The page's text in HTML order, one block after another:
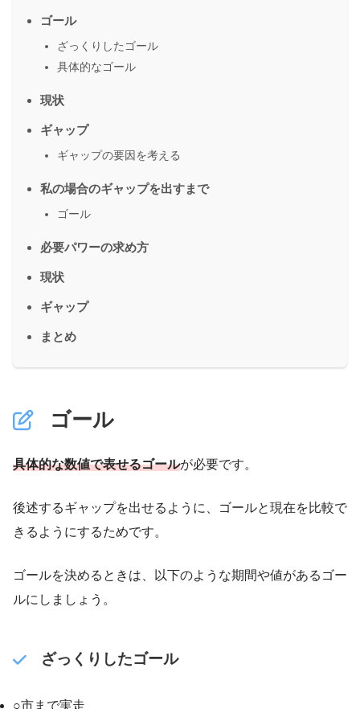
ゴール
ざっくりしたゴール
具体的なゴール
現状
ギャップ
ギャップの要因を考える
私の場合のギャップを出すまで
ゴール
必要パワーの求め方
現状
ギャップ
まとめ
ゴール
具体的な数値で表せるゴールが必要です。
後述するギャップを出せるように、ゴールと現在を比較で
きるようにするためです。
ゴールを決めるときは、以下のような期間や値があるゴー
ルにしましょう。
ざっくりしたゴール
○市まで実走